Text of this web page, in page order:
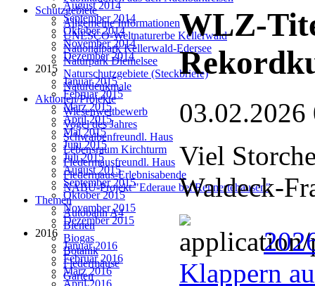
Schutzgebiete
Allgemeine Informationen
UNESCO-Weltnaturerbe Kellerwald
Nationalpark Kellerwald-Edersee
Naturpark Diemelsee
Naturschutzgebiete (Steckbriefe)
Naturdenkmale
Aktionen/Projekte
Wiesenwettbewerb
Vogel des Jahres
Schwalbenfreundl. Haus
Lebensraum Kirchturm
Fledermausfreundl. Haus
Fledermaus-Erlebnisabende
NABU-Projekt "Ederaue bei Rennertehausen"
Themen
Autobahn A4
Bienen
Biogas
Botanik
Fledermäuse
Garten
August 2014
September 2014
Oktober 2014
November 2014
Dezember 2014
2015
Januar 2015
Februar 2015
März 2015
April 2015
Mai 2015
Juni 2015
Juli 2015
August 2015
September 2015
Oktober 2015
November 2015
Dezember 2015
2016
Januar 2016
Februar 2016
März 2016
April 2016
WLZ-
03.02.2026
Viel
Waldeck-
Klappern